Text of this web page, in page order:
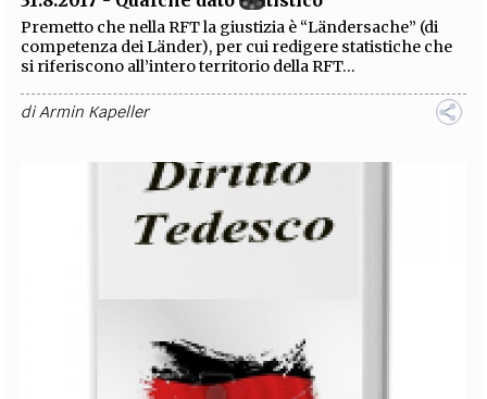
Premetto che nella RFT la giustizia è “Ländersache” (di
competenza dei Länder), per cui redigere statistiche che
si riferiscono all’intero territorio della RFT...
diArmin Kapeller